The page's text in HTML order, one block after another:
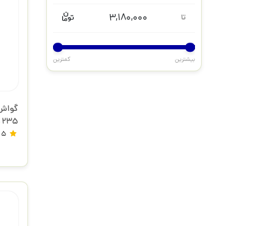
تا 3,180,000
بیشترین کمترین
235 تالنز